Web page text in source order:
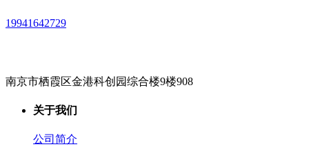
19941642729
南京市栖霞区金港科创园综合楼9楼908
关于我们
公司简介